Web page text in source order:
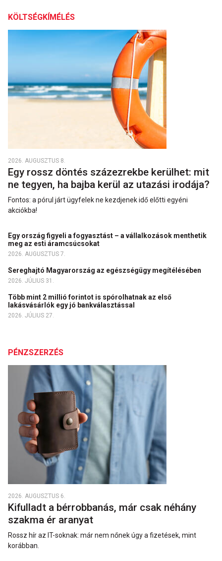
KÖLTSÉGKÍMÉLÉS
2026. AUGUSZTUS 8.
Egy rossz döntés százezrekbe kerülhet: mit
ne tegyen, ha bajba kerül az utazási irodája?
Fontos: a pórul járt ügyfelek ne kezdjenek idő előtti egyéni
akciókba!
Egy ország figyeli a fogyasztást – a vállalkozások menthetik
meg az esti áramcsúcsokat
2026. AUGUSZTUS 7.
Sereghajtó Magyarország az egészségügy megítélésében
2026. JÚLIUS 31.
Több mint 2 millió forintot is spórolhatnak az első
lakásvásárlók egy jó bankválasztással
2026. JÚLIUS 27.
PÉNZSZERZÉS
2026. AUGUSZTUS 6.
Kifulladt a bérrobbanás, már csak néhány
szakma ér aranyat
Rossz hír az IT-soknak: már nem nőnek úgy a fizetések, mint
korábban.